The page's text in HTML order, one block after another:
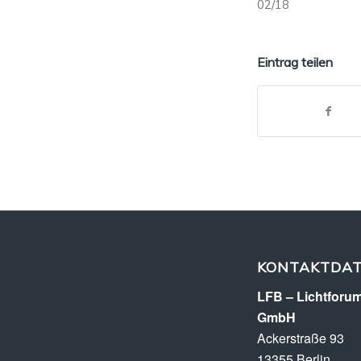
02/18
Eintrag teilen
LFB –
GmbH
Ackerstraße 93